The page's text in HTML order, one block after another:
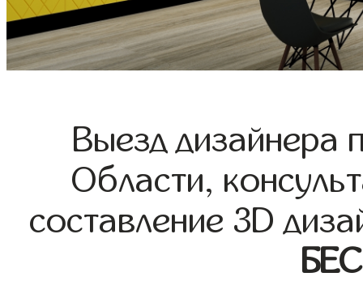
Выезд дизайнера
Области,
составление 3D